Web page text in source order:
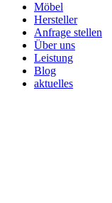
Möbel
Hersteller
Anfrage stellen
Über uns
Leistung
Blog
aktuelles